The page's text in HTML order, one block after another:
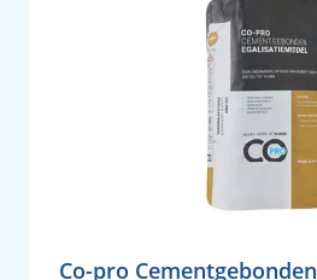
Co-pro Cementgebonden